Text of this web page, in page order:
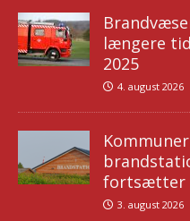
længere
2025
4. august 2026
fortsætter
3. august 2026